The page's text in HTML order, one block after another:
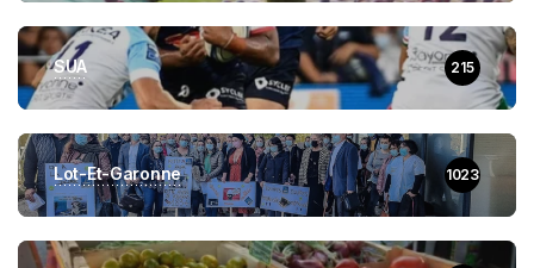
SUA 215
Lot-Et-Garonne 1023